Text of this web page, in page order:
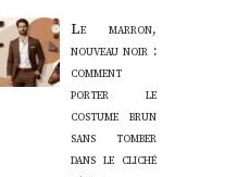
Le marron,
nouveau noir :
comment
porter le
costume brun
sans tomber
dans le cliché